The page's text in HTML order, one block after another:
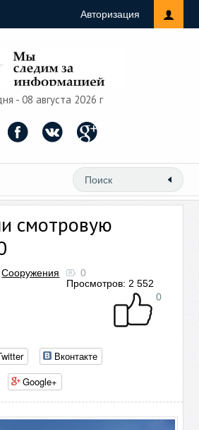
Авторизация
- 08 августа 2026 г
смотровую
Сооружения
0
Просмотров: 2 552
0
Вконтакте
Google+